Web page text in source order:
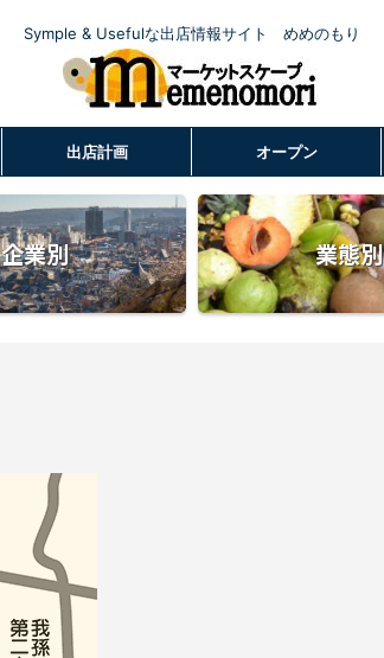
Symple & Usefulな出店情報サイト めめのもり
出店計画 オープン
企業別 業態別